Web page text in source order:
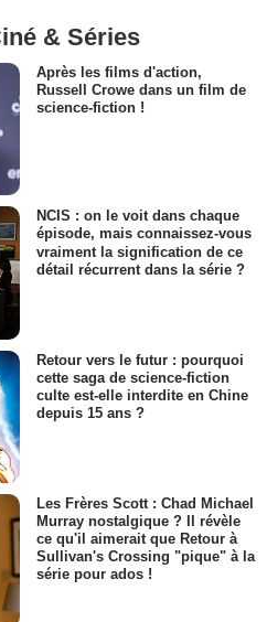
& Séries
Après les films d'action,
Russell Crowe dans un film de
science-fiction !
NCIS : on le voit dans chaque
épisode, mais connaissez-vous
vraiment la signification de ce
détail récurrent dans la série ?
Retour vers le futur : pourquoi
cette saga de science-fiction
culte est-elle interdite en Chine
depuis 15 ans ?
Les Frères Scott : Chad Michael
Murray nostalgique ? Il révèle
ce qu'il aimerait que Retour à
Sullivan's Crossing "pique" à la
série pour ados !